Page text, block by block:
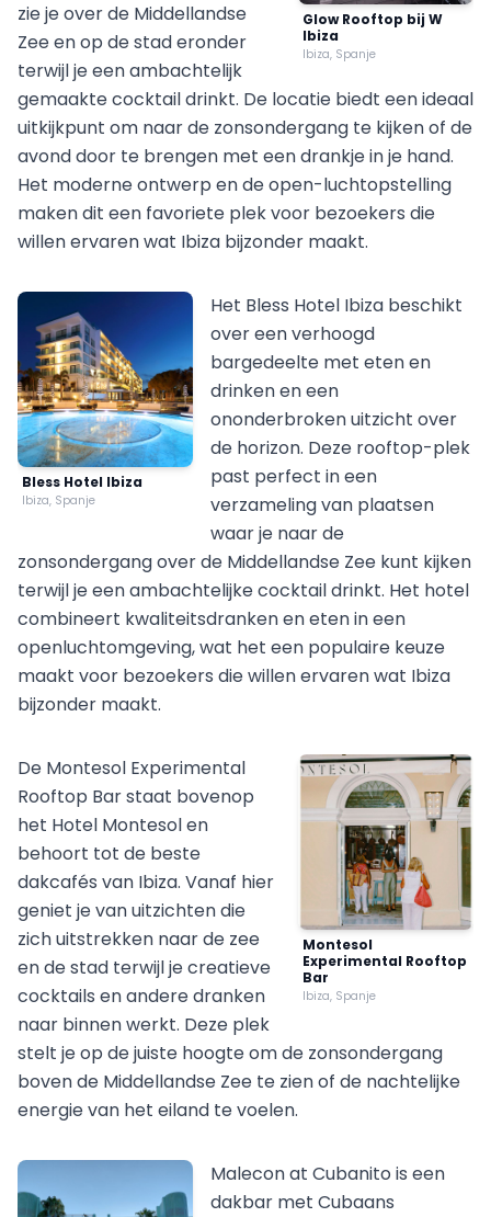
Glow Rooftop bij W
Ibiza
Ibiza, Spanje
zie je over de Middellandse
Zee en op de stad eronder
terwijl je een ambachtelijk
gemaakte cocktail drinkt. De locatie biedt een ideaal
uitkijkpunt om naar de zonsondergang te kijken of de
avond door te brengen met een drankje in je hand.
Het moderne ontwerp en de open-luchtopstelling
maken dit een favoriete plek voor bezoekers die
willen ervaren wat Ibiza bijzonder maakt.
Bless Hotel Ibiza
Ibiza, Spanje
Het Bless Hotel Ibiza beschikt
over een verhoogd
bargedeelte met eten en
drinken en een
ononderbroken uitzicht over
de horizon. Deze rooftop-plek
past perfect in een
verzameling van plaatsen
waar je naar de
zonsondergang over de Middellandse Zee kunt kijken
terwijl je een ambachtelijke cocktail drinkt. Het hotel
combineert kwaliteitsdranken en eten in een
openluchtomgeving, wat het een populaire keuze
maakt voor bezoekers die willen ervaren wat Ibiza
bijzonder maakt.
Montesol
Experimental Rooftop
Bar
Ibiza, Spanje
De Montesol Experimental
Rooftop Bar staat bovenop
het Hotel Montesol en
behoort tot de beste
dakcafés van Ibiza. Vanaf hier
geniet je van uitzichten die
zich uitstrekken naar de zee
en de stad terwijl je creatieve
cocktails en andere dranken
naar binnen werkt. Deze plek
stelt je op de juiste hoogte om de zonsondergang
boven de Middellandse Zee te zien of de nachtelijke
energie van het eiland te voelen.
Malecon at Cubanito is een
dakbar met Cubaans